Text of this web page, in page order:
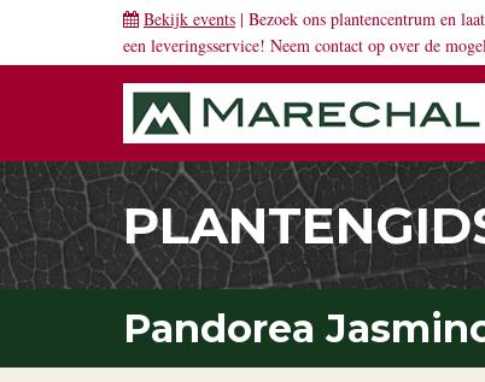
Bekijk events | Bezoek ons plantencentrum en
een leveringsservice! Neem contact op over de
Pandorea